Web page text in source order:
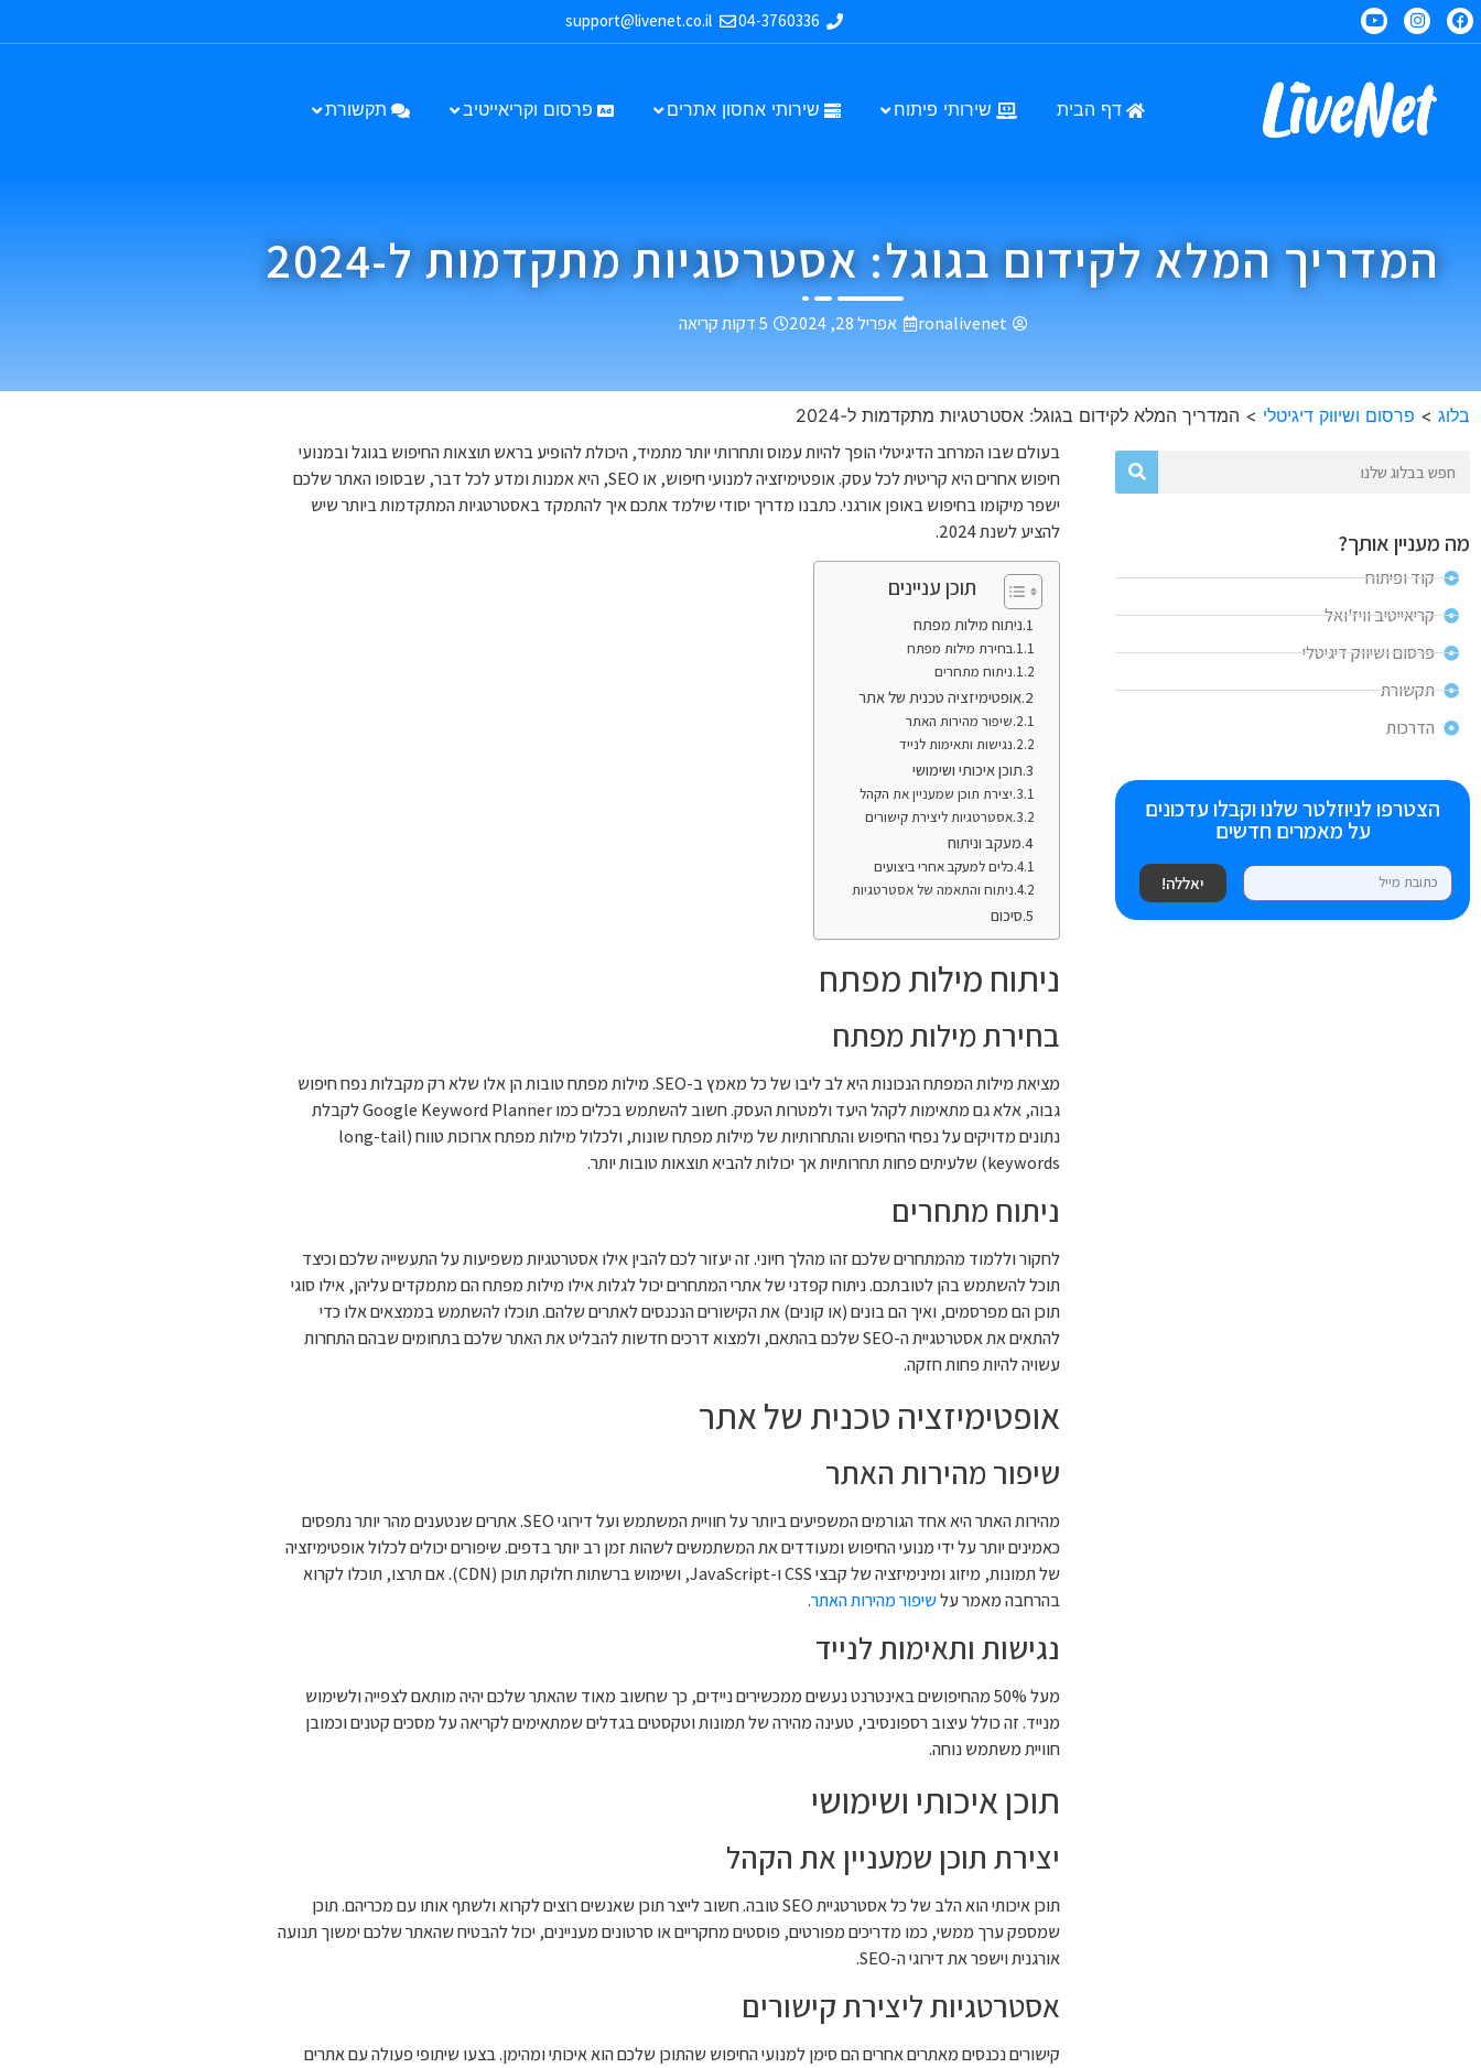
04-3760336
support@livenet.co.il
דף הבית שירותי פיתוח שירותי אחסון אתרים פרסום וקריאייטיב תקשורת
המדריך המלא לקידום בגוגל: אסטרטגיות מתקדמות ל-2024
ronalivenet אפריל 28, 2024 5 דקות קריאה
בלוג > פרסום ושיווק דיגיטלי > המדריך המלא לקידום בגוגל: אסטרטגיות מתקדמות ל-2024
מה מעניין אותך?
קוד ופיתוח
קריאייטיב וויז'ואל
פרסום ושיווק דיגיטלי
תקשורת
הדרכות
הצטרפו לניוזלטר שלנו וקבלו עדכונים
על מאמרים חדשים
יאללה!
בעולם שבו המרחב הדיגיטלי הופך להיות עמוס ותחרותי יותר מתמיד, היכולת להופיע בראש תוצאות החיפוש בגוגל ובמנועי
חיפוש אחרים היא קריטית לכל עסק. אופטימיזציה למנועי חיפוש, או SEO, היא אמנות ומדע לכל דבר, שבסופו האתר שלכם
ישפר מיקומו בחיפוש באופן אורגני. כתבנו מדריך יסודי שילמד אתכם איך להתמקד באסטרטגיות המתקדמות ביותר שיש
להציע לשנת 2024.
תוכן עניינים
ניתוח מילות מפתח
בחירת מילות מפתח
ניתוח מתחרים
אופטימיזציה טכנית של אתר
שיפור מהירות האתר
נגישות ותאימות לנייד
תוכן איכותי ושימושי
יצירת תוכן שמעניין את הקהל
אסטרטגיות ליצירת קישורים
מעקב וניתוח
כלים למעקב אחרי ביצועים
ניתוח והתאמה של אסטרטגיות
סיכום
ניתוח מילות מפתח
בחירת מילות מפתח
מציאת מילות המפתח הנכונות היא לב ליבו של כל מאמץ ב-SEO. מילות מפתח טובות הן אלו שלא רק מקבלות נפח חיפוש
גבוה, אלא גם מתאימות לקהל היעד ולמטרות העסק. חשוב להשתמש בכלים כמו Google Keyword Planner לקבלת
נתונים מדויקים על נפחי החיפוש והתחרותיות של מילות מפתח שונות, ולכלול מילות מפתח ארוכות טווח (long-tail
keywords) שלעיתים פחות תחרותיות אך יכולות להביא תוצאות טובות יותר.
ניתוח מתחרים
לחקור וללמוד מהמתחרים שלכם זהו מהלך חיוני. זה יעזור לכם להבין אילו אסטרטגיות משפיעות על התעשייה שלכם וכיצד
תוכל להשתמש בהן לטובתכם. ניתוח קפדני של אתרי המתחרים יכול לגלות אילו מילות מפתח הם מתמקדים עליהן, אילו סוגי
תוכן הם מפרסמים, ואיך הם בונים (או קונים) את הקישורים הנכנסים לאתרים שלהם. תוכלו להשתמש בממצאים אלו כדי
להתאים את אסטרטגיית ה-SEO שלכם בהתאם, ולמצוא דרכים חדשות להבליט את האתר שלכם בתחומים שבהם התחרות
עשויה להיות פחות חזקה.
אופטימיזציה טכנית של אתר
שיפור מהירות האתר
מהירות האתר היא אחד הגורמים המשפיעים ביותר על חוויית המשתמש ועל דירוגי SEO. אתרים שנטענים מהר יותר נתפסים
כאמינים יותר על ידי מנועי החיפוש ומעודדים את המשתמשים לשהות זמן רב יותר בדפים. שיפורים יכולים לכלול אופטימיזציה
של תמונות, מיזוג ומינימיזציה של קבצי CSS ו-JavaScript, ושימוש ברשתות חלוקת תוכן (CDN). אם תרצו, תוכלו לקרוא
בהרחבה מאמר עלשיפור מהירות האתר.
נגישות ותאימות לנייד
מעל 50% מהחיפושים באינטרנט נעשים ממכשירים ניידים, כך שחשוב מאוד שהאתר שלכם יהיה מותאם לצפייה ולשימוש
מנייד. זה כולל עיצוב רספונסיבי, טעינה מהירה של תמונות וטקסטים בגדלים שמתאימים לקריאה על מסכים קטנים וכמובן
חוויית משתמש נוחה.
תוכן איכותי ושימושי
יצירת תוכן שמעניין את הקהל
תוכן איכותי הוא הלב של כל אסטרטגיית SEO טובה. חשוב לייצר תוכן שאנשים רוצים לקרוא ולשתף אותו עם מכריהם. תוכן
שמספק ערך ממשי, כמו מדריכים מפורטים, פוסטים מחקריים או סרטונים מעניינים, יכול להבטיח שהאתר שלכם ימשוך תנועה
אורגנית וישפר את דירוגי ה-SEO.
אסטרטגיות ליצירת קישורים
קישורים נכנסים מאתרים אחרים הם סימן למנועי החיפוש שהתוכן שלכם הוא איכותי ומהימן. בצעו שיתופי פעולה עם אתרים